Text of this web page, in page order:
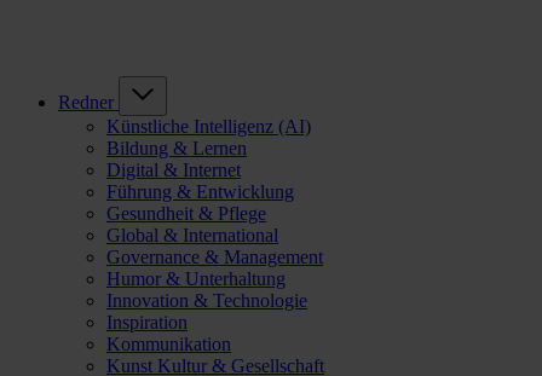
Redner
Künstliche Intelligenz (AI)
Bildung & Lernen
Digital & Internet
Führung & Entwicklung
Gesundheit & Pflege
Global & International
Governance & Management
Humor & Unterhaltung
Innovation & Technologie
Inspiration
Kommunikation
Kunst Kultur & Gesellschaft